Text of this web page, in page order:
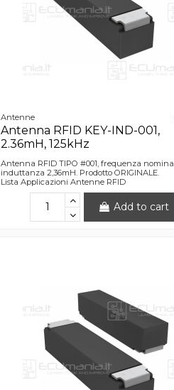
Antenne
Antenna RFID KEY-IND-001,
2.36mH, 125kHz
Antenna RFID TIPO #001, frequenza
induttanza 2,36mH. Prodotto ORIGINALE.
Lista Applicazioni Antenne RFID
Add to cart